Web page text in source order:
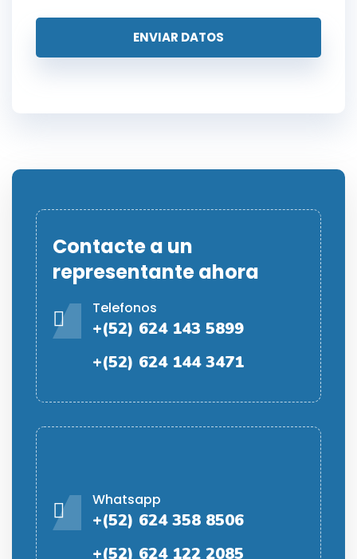
ENVIAR DATOS
Contacte a un
representante ahora
Telefonos
+(52) 624 143 5899
+(52) 624 144 3471
Whatsapp
+(52) 624 358 8506
+(52) 624 122 2085